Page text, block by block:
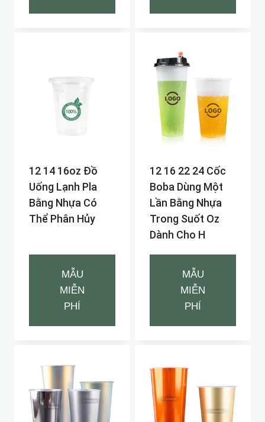
12 14 16oz Đồ
Uống Lạnh Pla
Bằng Nhựa Có
Thể Phân Hủy
MẪU
MIỄN
PHÍ
12 16 22 24 Cốc
Boba Dùng Một
Lần Bằng Nhựa
Trong Suốt Oz
Dành Cho H
MẪU
MIỄN
PHÍ